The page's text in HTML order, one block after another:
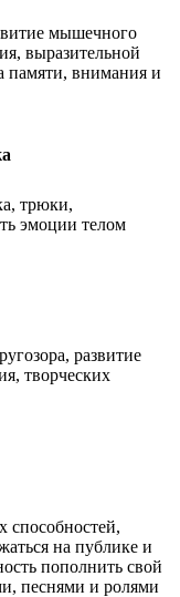
мышечного
выразительной
памяти, внимания и
трюки,
эмоции телом
развитие
творческих
способностей,
на публике и
пополнить свой
песнями и ролями